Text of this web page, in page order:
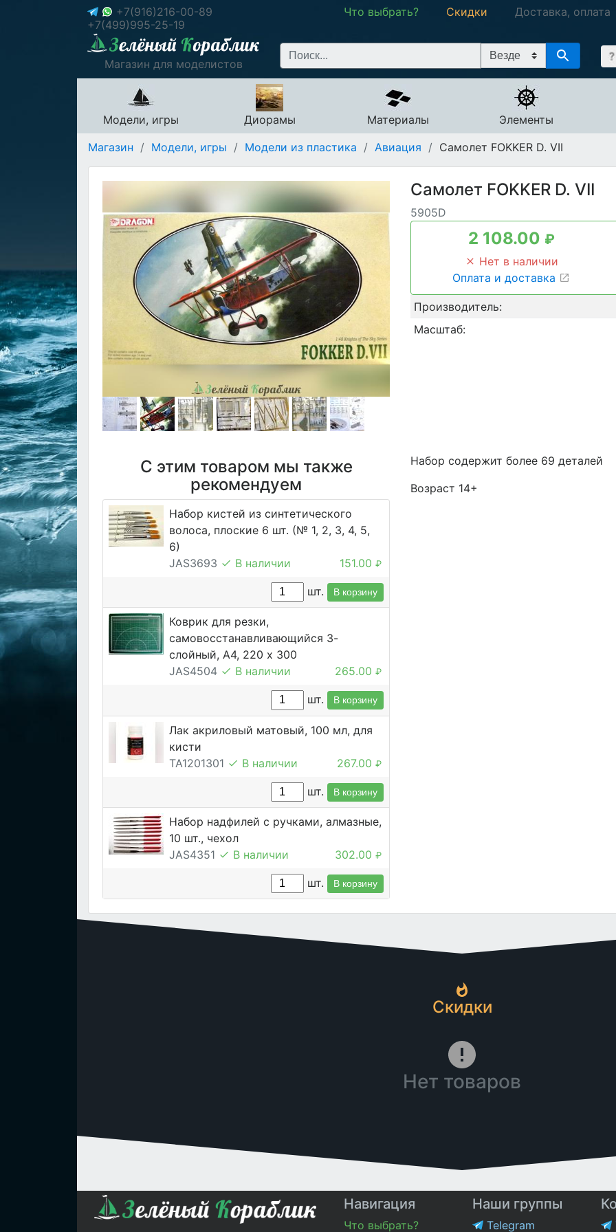
+7(916)216-00-89
+7(499)995-25-19
Что выбрать? Скидки Доставка, оплата
Магазин для моделистов
Модели, игры Диорамы Материалы
Элементы
Магазин / Модели, игры / Модели из пластика / Авиация / Самолет FOKKER D. VII
Самолет FOKKER D. VII
5905D
2 108.00 ₽
Нет в наличии
Оплата и доставка
Производитель:
Масштаб:
Набор содержит более 69 деталей
Возраст 14+
С этим товаром мы также
рекомендуем
Набор кистей из синтетического
волоса, плоские 6 шт. (№ 1, 2, 3, 4, 5,
6)
JAS3693
В наличии 151.00₽
шт. В корзину
Коврик для резки,
самовосстанавливающийся 3-
слойный, А4, 220 х 300
JAS4504
В наличии 265.00₽
шт. В корзину
Лак акриловый матовый, 100 мл, для
кисти
TA1201301
В наличии 267.00₽
шт. В корзину
Набор надфилей с ручками, алмазные,
10 шт., чехол
JAS4351
В наличии 302.00₽
шт. В корзину
Скидки
Нет товаров
Навигация
Что выбрать?
Наши группы
Telegram